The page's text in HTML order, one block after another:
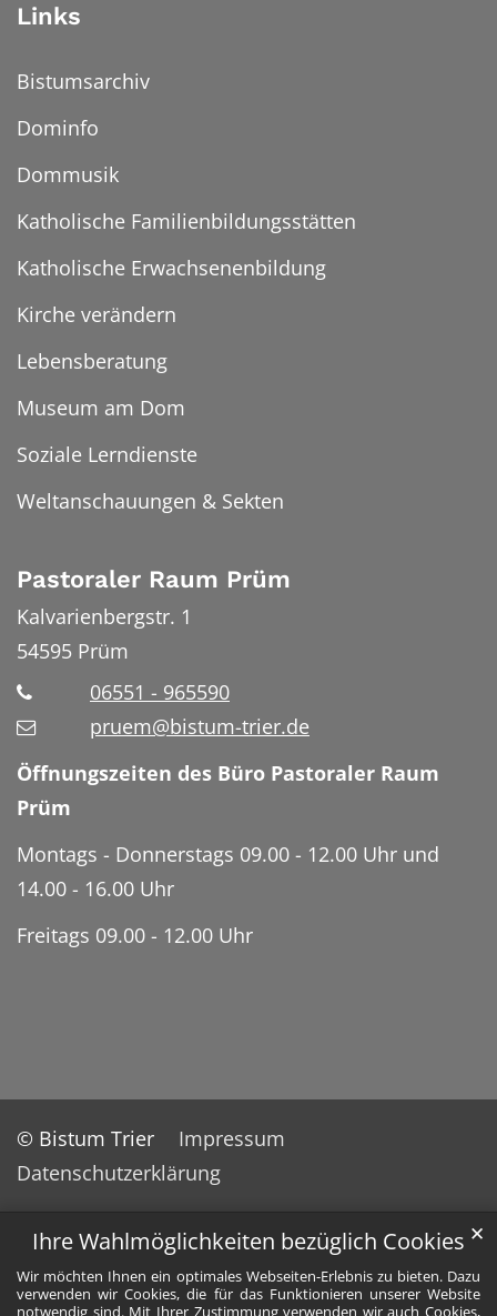
Ihre Wahlmöglichkeiten bezüglich Cookies
Wir möchten Ihnen ein optimales Webseiten-Erlebnis zu bieten. Dazu
verwenden wir Cookies, die für das Funktionieren unserer Website
notwendig sind. Mit Ihrer Zustimmung verwenden wir auch Cookies,
✕
Links
Bistumsarchiv
Dominfo
Dommusik
Katholische Familienbildungsstätten
Katholische Erwachsenenbildung
Kirche verändern
Lebensberatung
Museum am Dom
Soziale Lerndienste
Weltanschauungen & Sekten
Pastoraler Raum Prüm
Kalvarienbergstr. 1
54595 Prüm
06551 - 965590
pruem@bistum-trier.de
Öffnungszeiten des Büro Pastoraler Raum
Prüm
Montags - Donnerstags 09.00 - 12.00 Uhr und
14.00 - 16.00 Uhr
Freitags 09.00 - 12.00 Uhr
© Bistum Trier
Impressum
Datenschutzerklärung